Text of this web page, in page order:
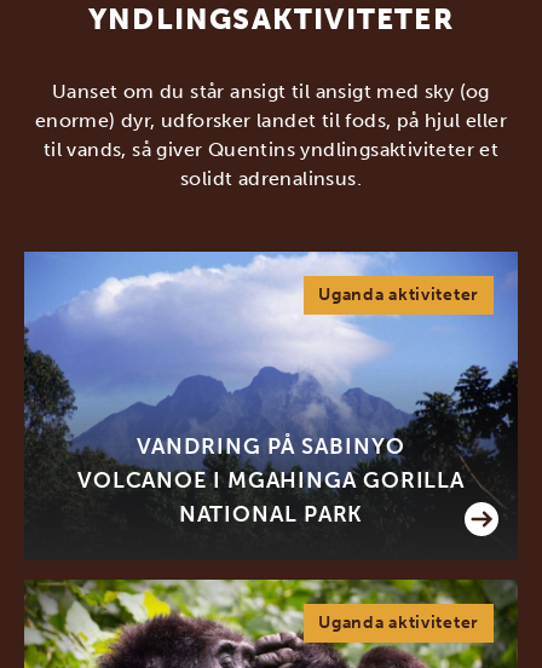
YNDLINGSAKTIVITETER
Uanset om du står ansigt til ansigt med sky (og
enorme) dyr, udforsker landet til fods, på hjul eller
til vands, så giver Quentins yndlingsaktiviteter et
solidt adrenalinsus.
Uganda aktiviteter
VANDRING PÅ SABINYO
VOLCANOE I MGAHINGA GORILLA
NATIONAL PARK
Uganda aktiviteter